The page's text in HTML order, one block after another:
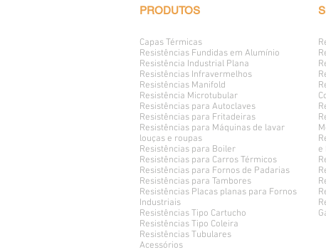
PRODUTOS
Capas Térmicas
Resistências Fundidas em Alumínio
Resistência Industrial Plana
Resistências Infravermelhos
Resistências Manifold
Resistência Microtubular
Resistências para Autoclaves
Resistências para Fritadeiras
Resistências para Máquinas de lavar
louças e roupas
Resistências para Boiler
Resistências para Carros Térmicos
Resistências para Fornos de Padarias
Resistências para Tambores
Resistências Placas planas para Fornos
Industriais
Resistências Tipo Cartucho
Resistências Tipo Coleira
Resistências Tubulares
Acessórios
e